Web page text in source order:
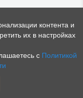
контента и
их в настройках
с Политикой